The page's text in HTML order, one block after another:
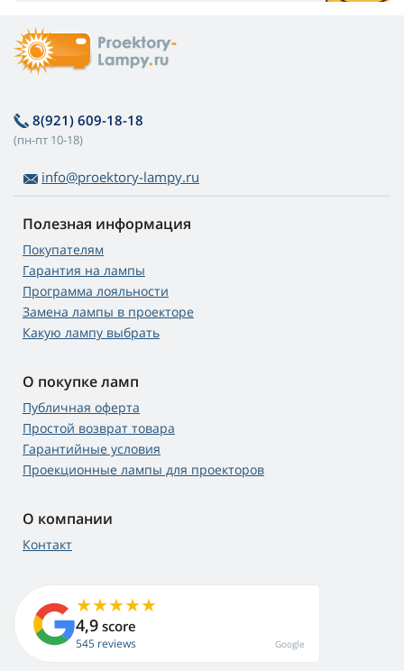
8(921) 609-18-18
(пн-пт 10-18)
info@proektory-lampy.ru
Полезная информация
Покупателям
Гарантия на лампы
Программа лояльности
Замена лампы в проекторе
Какую лампу выбрать
О покупке ламп
Публичная оферта
Простой возврат товара
Гарантийные условия
Проекционные лампы для проекторов
О компании
Контакт
4,9 score
545 reviews Google